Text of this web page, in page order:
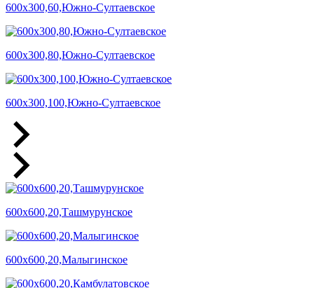
600х300,60,Южно-Султаевское
600х300,80,Южно-Султаевское
600х300,100,Южно-Султаевское
600х600,20,Ташмурунское
600х600,20,Малыгинское